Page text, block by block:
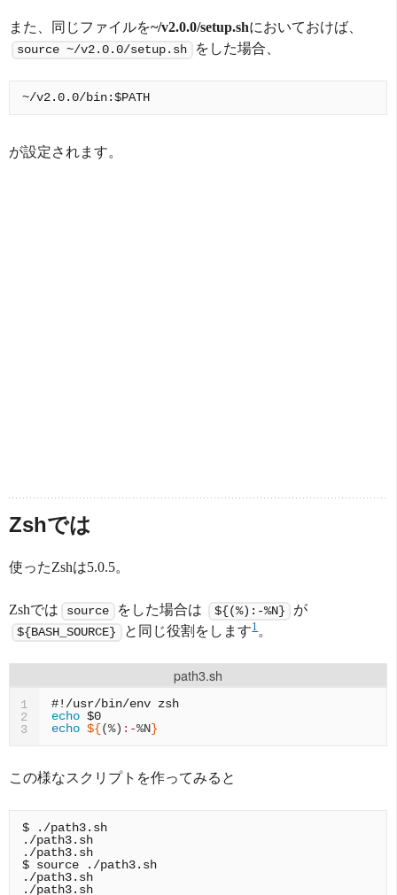
また、同じファイルを~/v2.0.0/setup.shにおいておけば、
source ~/v2.0.0/setup.sh をした場合、
が設定されます。
Zshでは
使ったZshは5.0.5。
Zshでは source をした場合は ${(%):-%N} が
${BASH_SOURCE} と同じ役割をします1。
path3.sh
1
2
3
#!/usr/bin/env zsh
echo $0
echo ${(%) :-%N}
この様なスクリプトを作ってみると
$ ./path3.sh
./path3.sh
./path3.sh
$ source ./path3.sh
./path3.sh